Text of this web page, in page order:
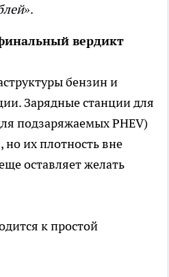
.
вердикт
бензин и
Зарядные станции для
подзаряжаемых PHEV)
но их плотность вне
оставляет желать
к простой